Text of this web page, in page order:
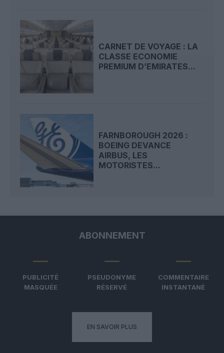
CARNET DE VOYAGE : LA
CLASSE ECONOMIE
PREMIUM D’EMIRATES...
FARNBOROUGH 2026 :
BOEING DEVANCE
AIRBUS, LES
MOTORISTES...
ABONNEMENT
PUBLICITÉ
MASQUÉE
PSEUDONYME
RÉSERVÉ
COMMENTAIRE
INSTANTANÉ
EN SAVOIR PLUS